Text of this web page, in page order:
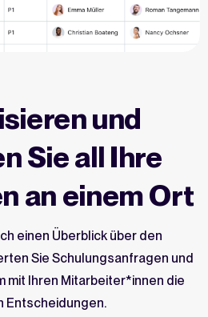
und
Sie all Ihre
an einem Ort
einen Überblick über den
Sie Schulungsanfragen und
mit Ihren Mitarbeiter*innen die
Entscheidungen.